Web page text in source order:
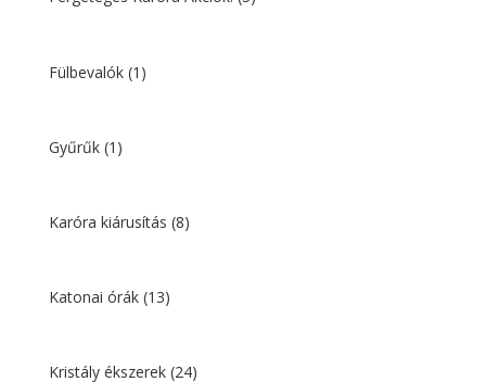
Fülbevalók (1)
Gyűrűk (1)
Karóra kiárusítás (8)
Katonai órák (13)
Kristály ékszerek (24)